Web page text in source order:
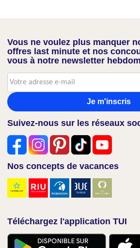
Vous ne voulez plus manquer
offres last minute et nos
vous à notre newsletter
Je m'inscris
Suivez-nous sur les réseaux
Nos concepts de vacances
Téléchargez l'application TUI